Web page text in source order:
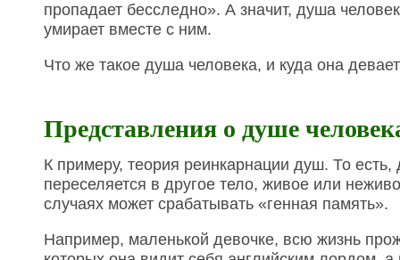
пропадает бесследно». А значит, душа
умирает вместе с ним.
Что же такое душа человека, и куда она
Представления о душе
К примеру, теория реинкарнации душ. То
переселяется в другое тело, живое или
случаях может срабатывать «генная память».
Например, маленькой девочке, всю жизнь